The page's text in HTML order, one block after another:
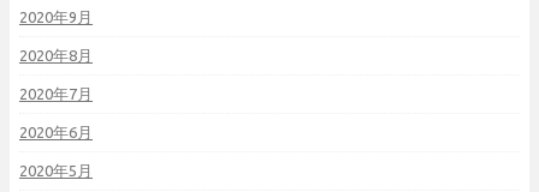
2020年9月
2020年8月
2020年7月
2020年6月
2020年5月